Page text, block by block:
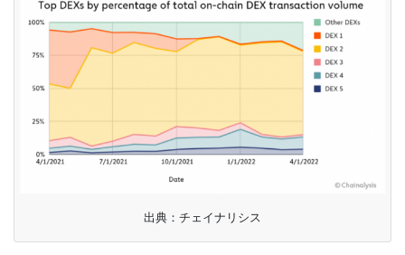
出典：チェイナリシス